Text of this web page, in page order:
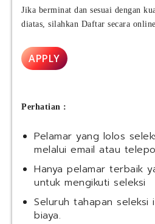
Jika berminat dan sesuai dengan
diatas, silahkan Daftar secara
APPLY
Perhatian :
Pelamar yang lolos
melalui email atau
Hanya pelamar terbaik
untuk mengikuti seleksi
Seluruh tahapan
biaya.